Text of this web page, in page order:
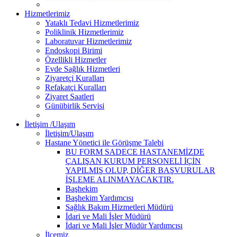
Hizmetlerimiz
Yataklı Tedavi Hizmetlerimiz
Poliklinik Hizmetlerimiz
Laboratuvar Hizmetlerimiz
Endoskopi Birimi
Özellikli Hizmetler
Evde Sağlık Hizmetleri
Ziyaretçi Kuralları
Refakatçi Kuralları
Ziyaret Saatleri
Günübirlik Servisi
İletişim /Ulaşım
İletişim/Ulaşım
Hastane Yönetici ile Görüşme Talebi
BU FORM SADECE HASTANEMİZDE
ÇALIŞAN KURUM PERSONELİ İÇİN
YAPILMIŞ OLUP, DİĞER BAŞVURULAR
İŞLEME ALINMAYACAKTIR.
Başhekim
Başhekim Yardımcısı
Sağlık Bakım Hizmetleri Müdürü
İdari ve Mali İşler Müdürü
İdari ve Mali İşler Müdür Yardımcısı
İlçemiz